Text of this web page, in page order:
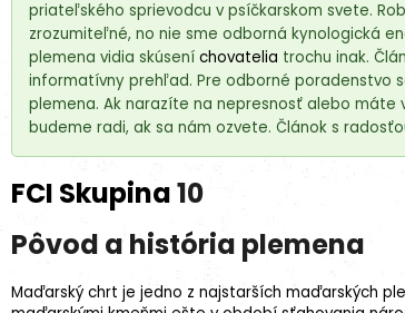
priateľského sprievodcu v psíčkarskom svete.
zrozumiteľné, no nie sme odborná kynologická
plemena vidia skúsení chovatelia trochu inak.
informatívny prehľad. Pre odborné poradenstvo
plemena. Ak narazíte na nepresnosť alebo
budeme radi, ak sa nám ozvete. Článok s
FCI Skupina10
Pôvod a história plemena
Maďarský chrt je jedno z najstarších maďarských